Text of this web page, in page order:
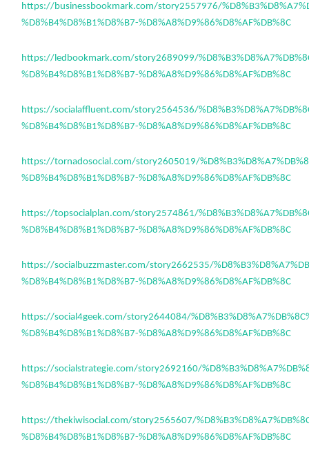
https://businessbookmark.com/story2557976/
%D8%B4%D8%B1%D8%B7-%D8%A8%D9%86%D8%AF%DB%8C
https://ledbookmark.com/story2689099/
%D8%B4%D8%B1%D8%B7-%D8%A8%D9%86%D8%AF%DB%8C
https://socialaffluent.com/story2564536/
%D8%B4%D8%B1%D8%B7-%D8%A8%D9%86%D8%AF%DB%8C
https://tornadosocial.com/story2605019/
%D8%B4%D8%B1%D8%B7-%D8%A8%D9%86%D8%AF%DB%8C
https://topsocialplan.com/story2574861/
%D8%B4%D8%B1%D8%B7-%D8%A8%D9%86%D8%AF%DB%8C
https://socialbuzzmaster.com/story2662535/
%D8%B4%D8%B1%D8%B7-%D8%A8%D9%86%D8%AF%DB%8C
https://social4geek.com/story2644084/
%D8%B4%D8%B1%D8%B7-%D8%A8%D9%86%D8%AF%DB%8C
https://socialstrategie.com/story2692160/
%D8%B4%D8%B1%D8%B7-%D8%A8%D9%86%D8%AF%DB%8C
https://thekiwisocial.com/story2565607/
%D8%B4%D8%B1%D8%B7-%D8%A8%D9%86%D8%AF%DB%8C